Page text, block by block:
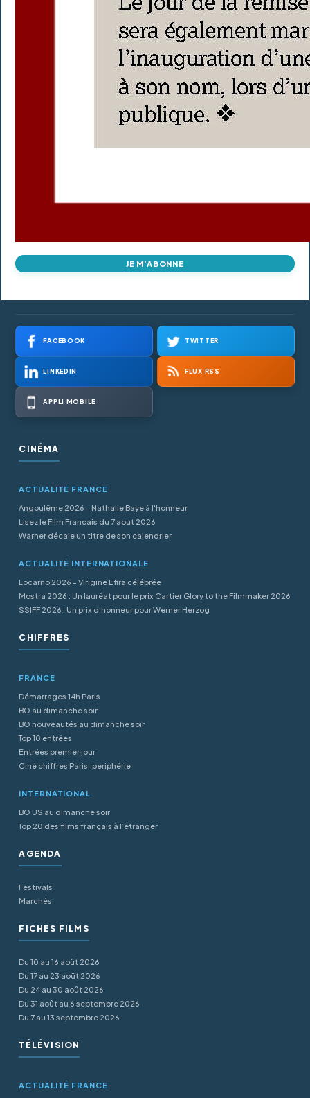
JE M'ABONNE
FACEBOOK TWITTER
LINKEDIN FLUX RSS
APPLI MOBILE
CINÉMA
ACTUALITÉ FRANCE
Angoulême 2026 - Nathalie Baye à l'honneur
Lisez le Film Francais du 7 aout 2026
Warner décale un titre de son calendrier
ACTUALITÉ INTERNATIONALE
Locarno 2026 - Virigine Efira célébrée
Mostra 2026 : Un lauréat pour le prix Cartier Glory to the Filmmaker 2026
SSIFF 2026 : Un prix d’honneur pour Werner Herzog
CHIFFRES
FRANCE
Démarrages 14h Paris
BO au dimanche soir
BO nouveautés au dimanche soir
Top 10 entrées
Entrées premier jour
Ciné chiffres Paris-periphérie
INTERNATIONAL
BO US au dimanche soir
Top 20 des films français à l’étranger
AGENDA
Festivals
Marchés
FICHES FILMS
Du 10 au 16 août 2026
Du 17 au 23 août 2026
Du 24 au 30 août 2026
Du 31 août au 6 septembre 2026
Du 7 au 13 septembre 2026
TÉLÉVISION
ACTUALITÉ FRANCE